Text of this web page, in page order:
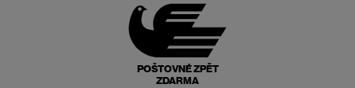
POŠTOVNÉ ZPĚT
ZDARMA